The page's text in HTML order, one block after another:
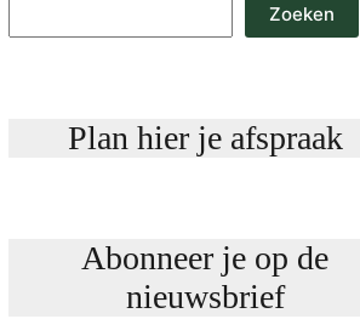
Zoeken
Plan hier je afspraak
Abonneer je op de
nieuwsbrief